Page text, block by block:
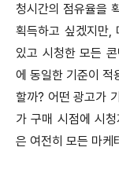
청시간의 점유율을
획득하고 싶겠지만,
있고 시청한 모든
에 동일한 기준이 적
할까? 어떤 광고가
가 구매 시점에 시
은 여전히 모든 마케